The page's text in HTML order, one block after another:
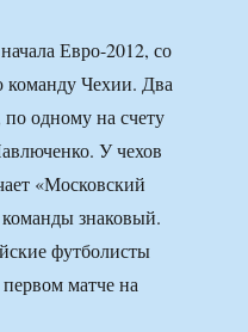
Евро-2012, со
команду Чехии. Два
по одному на счету
У чехов
«Московский
знаковый.
футболисты
матче на